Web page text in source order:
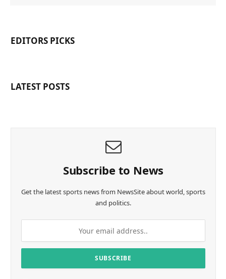
EDITORS PICKS
LATEST POSTS
Subscribe to News
Get the latest sports news from NewsSite about world, sports
and politics.